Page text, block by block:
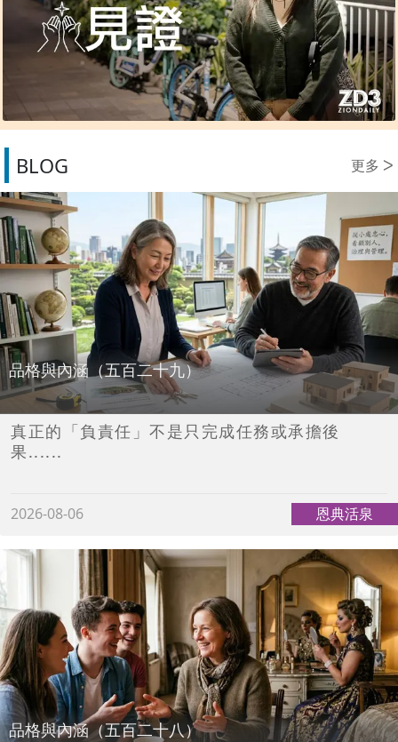
BLOG 更多 ᐳ
品格與內涵（五百二十九）
真正的「負責任」不是只完成任務或承擔後
果......
2026-08-06 恩典活泉
品格與內涵（五百二十八）